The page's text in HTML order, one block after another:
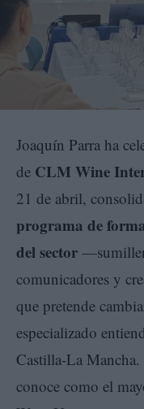
Joaquín Parra ha
de CLM Wine
21 de abril,
programa de
del sector
comunicadores y
que pretende
especializado
Castilla-La
conoce como el